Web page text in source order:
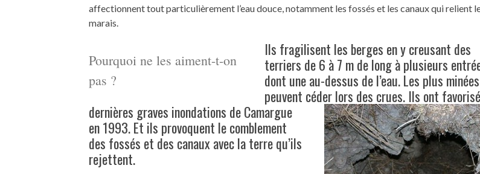
affectionnent tout particulièrement l’eau douce, notamment les fossés et les canaux qui relient
marais.
Pourquoi ne les aiment-t-on
pas ?
Ils fragilisent les berges en y creusant des
terriers de 6 à 7 m de long à plusieurs
dont une au-dessus de l’eau. Les plus minées
peuvent céder lors des crues. Ils ont
dernières graves inondations de Camargue
en 1993. Et ils provoquent le comblement
des fossés et des canaux avec la terre qu’ils
rejettent.